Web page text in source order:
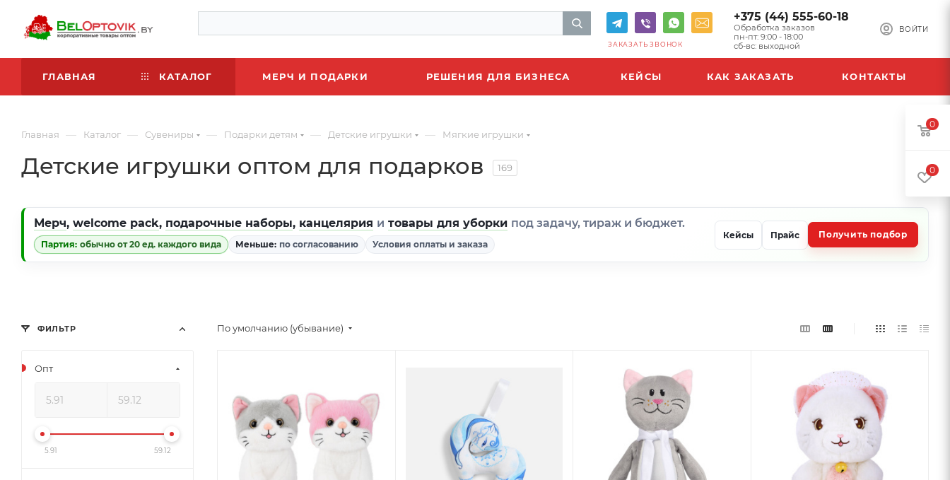
ВОЙТИ
+375 (44) 555-60-18
Обработка заказов
пн-пт: 9:00 - 18:00
сб-вс: выходной
ЗАКАЗАТЬ ЗВОНОК
ГЛАВНАЯ КАТАЛОГ МЕРЧ И ПОДАРКИ РЕШЕНИЯ ДЛЯ БИЗНЕСА КЕЙСЫ КАК ЗАКАЗАТЬ КОНТАКТЫ
Главная — Каталог — Сувениры — Подарки детям — Детские игрушки — Мягкие игрушки
Детские игрушки оптом для подарков 169
Мерч, welcome pack, подарочные наборы, канцелярия и товары для уборки под задачу, тираж и бюджет.
Партия: обычно от 20 ед. каждого вида Меньше: по согласованию Условия оплаты и заказа
Кейсы Прайс Получить подбор
По умолчанию (убывание)
ФИЛЬТР
Опт
5.91 59.12
0
0